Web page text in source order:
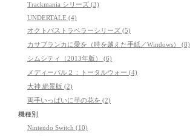
Trackmania シリーズ (3)
UNDERTALE (4)
オクトパストラベラーシリーズ (5)
カサブランカに愛を（時を越えた手紙／Windows） (8)
シムシティ（2013年版） (6)
メディーバル２：トータルウォー (4)
大神 絶景版 (2)
両手いっぱいに芋の花を (2)
機種別
Nintendo Switch (10)